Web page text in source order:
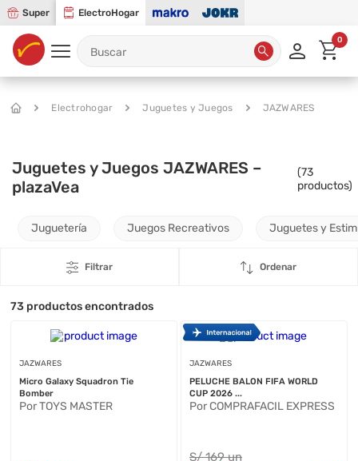
Super ElectroHogar
0
Electrohogar Juguetes y Juegos JAZWARES
Juguetes y Juegos JAZWARES –
plazaVea
(73
productos)
Juguetería Juegos Recreativos Juguetes y
Filtrar Ordenar
73 productos encontrados
JAZWARES
Micro Galaxy Squadron Tie
Bomber
Por TOYS MASTER
JAZWARES
PELUCHE BALON FIFA WORLD
CUP 2026 ...
Por COMPRAFACIL EXPRESS
S/169 un